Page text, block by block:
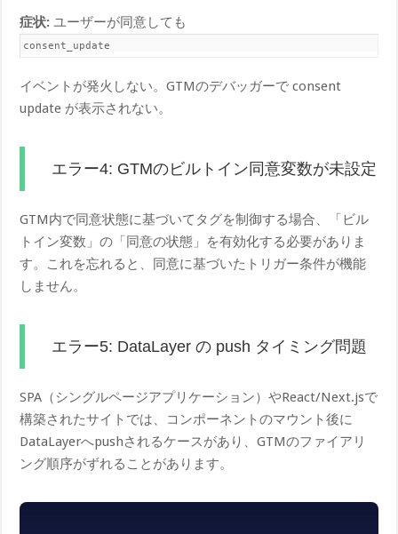
症状: ユーザーが同意しても
consent_update
イベントが発火しない。GTMのデバッガーで consent
update が表示されない。
エラー4: GTMのビルトイン同意変数が未設定
GTM内で同意状態に基づいてタグを制御する場合、「ビル
トイン変数」の「同意の状態」を有効化する必要がありま
す。これを忘れると、同意に基づいたトリガー条件が機能
しません。
エラー5: DataLayer の push タイミング問題
SPA（シングルページアプリケーション）やReact/Next.jsで
構築されたサイトでは、コンポーネントのマウント後に
DataLayerへpushされるケースがあり、GTMのファイアリ
ング順序がずれることがあります。